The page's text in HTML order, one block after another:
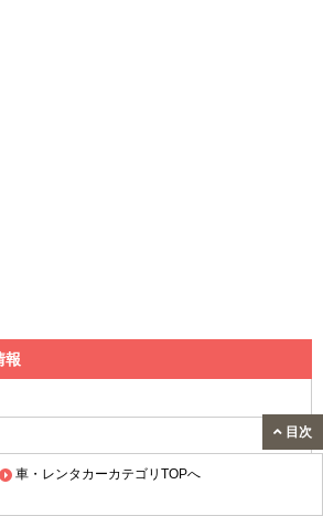
車・レンタカーカテゴリTOPへ
報
目次